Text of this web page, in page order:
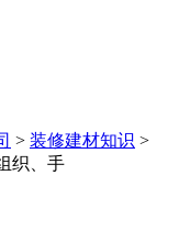
> 装修建材知识 >
织、手